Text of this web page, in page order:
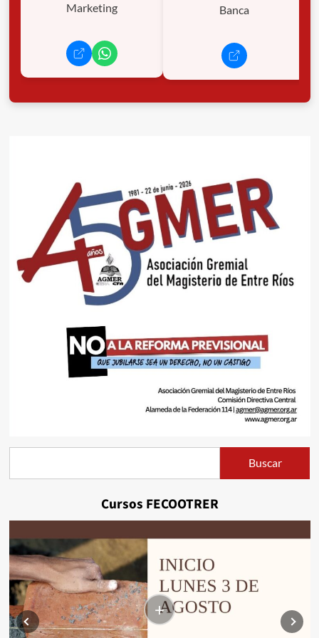
Marketing Banca
Buscar
Cursos FECOOTRER
+